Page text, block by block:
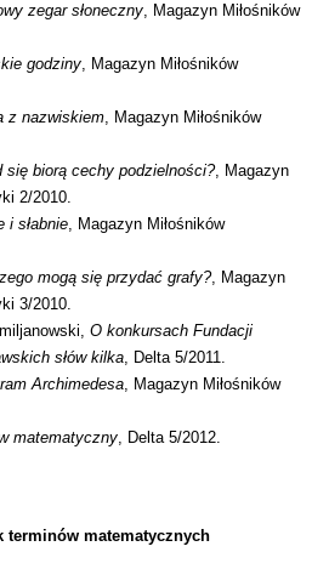
zegar słoneczny, Magazyn Miłośników
godziny, Magazyn Miłośników
z nazwiskiem, Magazyn Miłośników
się biorą cechy podzielności?, Magazyn
2/2010.
i słabnie, Magazyn Miłośników
mogą się przydać grafy?, Magazyn
3/2010.
O konkursach Fundacji
słów kilka, Delta 5/2011.
Archimedesa, Magazyn Miłośników
matematyczny, Delta 5/2012.
terminów matematycznych